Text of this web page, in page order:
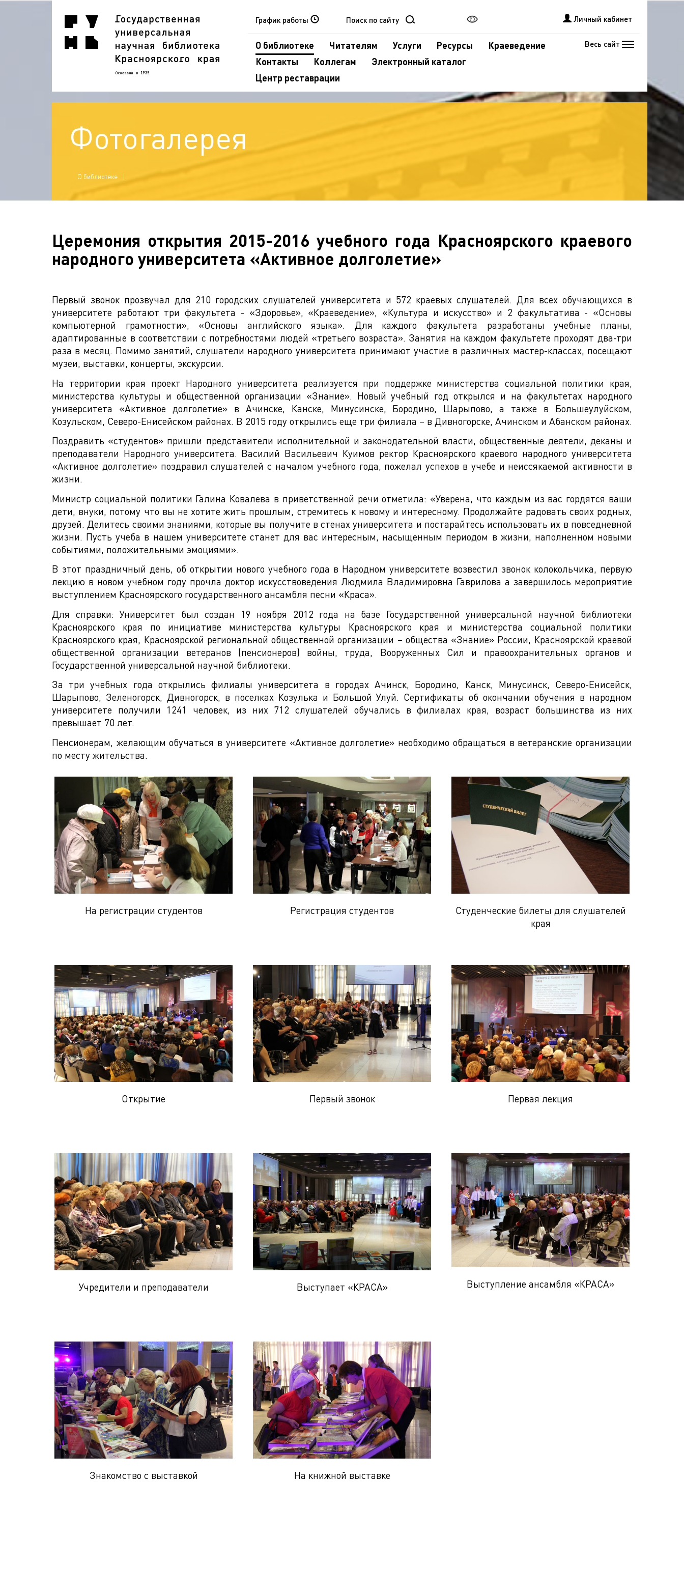
График работы Личный кабинет
О библиотеке Читателям Услуги Ресурсы
Краеведение
Контакты
Коллегам
Электронный каталог
Центр реставрации
Весь сайт
Фотогалерея
О библиотеке
Церемония открытия 2015-2016 учебного года Красноярского краевого
народного университета «Активное долголетие»
Первый звонок прозвучал для 210 городских слушателей университета и 572 краевых слушателей. Для всех обучающихся в
университете работают три факультета - «Здоровье», «Краеведение», «Культура и искусство» и 2 факультатива - «Основы
компьютерной грамотности», «Основы английского языка». Для каждого факультета разработаны учебные планы,
адаптированные в соответствии с потребностями людей «третьего возраста». Занятия на каждом факультете проходят два-три
раза в месяц. Помимо занятий, слушатели народного университета принимают участие в различных мастер-классах, посещают
музеи, выставки, концерты, экскурсии.
На территории края проект Народного университета реализуется при поддержке министерства социальной политики края,
министерства культуры и общественной организации «Знание». Новый учебный год открылся и на факультетах народного
университета «Активное долголетие» в Ачинске, Канске, Минусинске, Бородино, Шарыпово, а также в Большеулуйском,
Козульском, Северо-Енисейском районах. В 2015 году открылись еще три филиала – в Дивногорске, Ачинском и Абанском районах.
Поздравить «студентов» пришли представители исполнительной и законодательной власти, общественные деятели, деканы и
преподаватели Народного университета. Василий Васильевич Куимов ректор Красноярского краевого народного университета
«Активное долголетие» поздравил слушателей с началом учебного года, пожелал успехов в учебе и неиссякаемой активности в
жизни.
Министр социальной политики Галина Ковалева в приветственной речи отметила: «Уверена, что каждым из вас гордятся ваши
дети, внуки, потому что вы не хотите жить прошлым, стремитесь к новому и интересному. Продолжайте радовать своих родных,
друзей. Делитесь своими знаниями, которые вы получите в стенах университета и постарайтесь использовать их в повседневной
жизни. Пусть учеба в нашем университете станет для вас интересным, насыщенным периодом в жизни, наполненном новыми
событиями, положительными эмоциями».
В этот праздничный день, об открытии нового учебного года в Народном университете возвестил звонок колокольчика, первую
лекцию в новом учебном году прочла доктор искусствоведения Людмила Владимировна Гаврилова а завершилось мероприятие
выступлением Красноярского государственного ансамбля песни «Краса».
Для справки: Университет был создан 19 ноября 2012 года на базе Государственной универсальной научной библиотеки
Красноярского края по инициативе министерства культуры Красноярского края и министерства социальной политики
Красноярского края, Красноярской региональной общественной организации – общества «Знание» России, Красноярской краевой
общественной организации ветеранов (пенсионеров) войны, труда, Вооруженных Сил и правоохранительных органов и
Государственной универсальной научной библиотеки.
За три учебных года открылись филиалы университета в городах Ачинск, Бородино, Канск, Минусинск, Северо-Енисейск,
Шарыпово, Зеленогорск, Дивногорск, в поселках Козулька и Большой Улуй. Сертификаты об окончании обучения в народном
университете получили 1241 человек, из них 712 слушателей обучались в филиалах края, возраст большинства из них
превышает 70 лет.
Пенсионерам, желающим обучаться в университете «Активное долголетие» необходимо обращаться в ветеранские организации
по месту жительства.
На регистрации студентов Регистрация студентов
Студенческие билеты для слушателей
края
Открытие Первый звонок Первая лекция
Учредители и преподаватели Выступает «КРАСА» Выступление ансамбля «КРАСА»
Знакомство с выставкой На книжной выставке